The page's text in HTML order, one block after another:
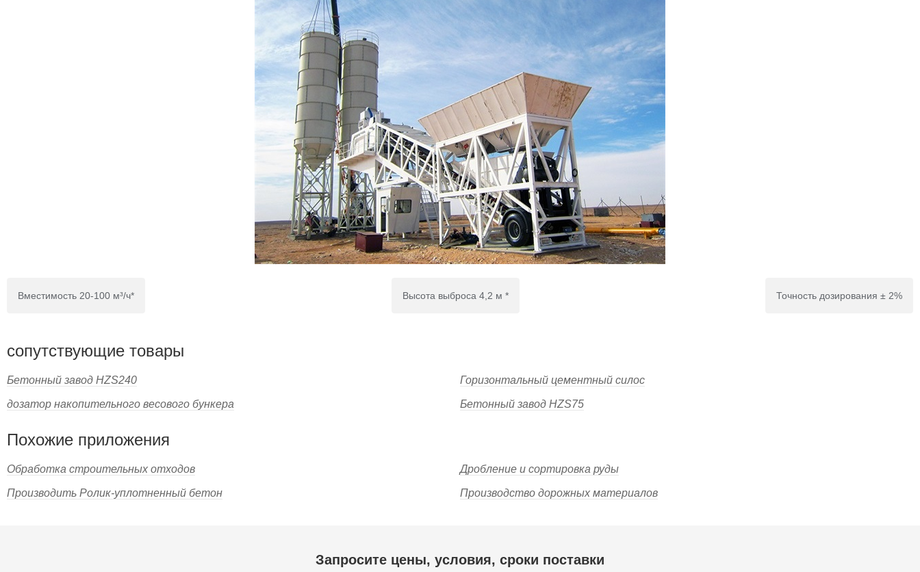
Вместимость 20-100 м³/ч* Высота выброса 4,2 м * Точность дозирования ± 2%
сопутствующие товары
Бетонный завод HZS240 Горизонтальный цементный силос
дозатор накопительного весового бункера Бетонный завод HZS75
Похожие приложения
Обработка строительных отходов Дробление и сортировка руды
Производить Ролик-уплотненный бетон Производство дорожных материалов
Запросите цены, условия, сроки поставки